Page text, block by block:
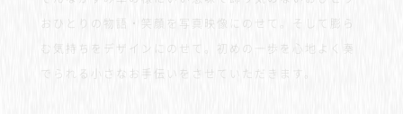
おひとりの物語・笑顔を写真映像にのせて。そして膨ら
む気持ちをデザインにのせて。初めの一歩を心地よく奏
でられる小さなお手伝いをさせていただきます。